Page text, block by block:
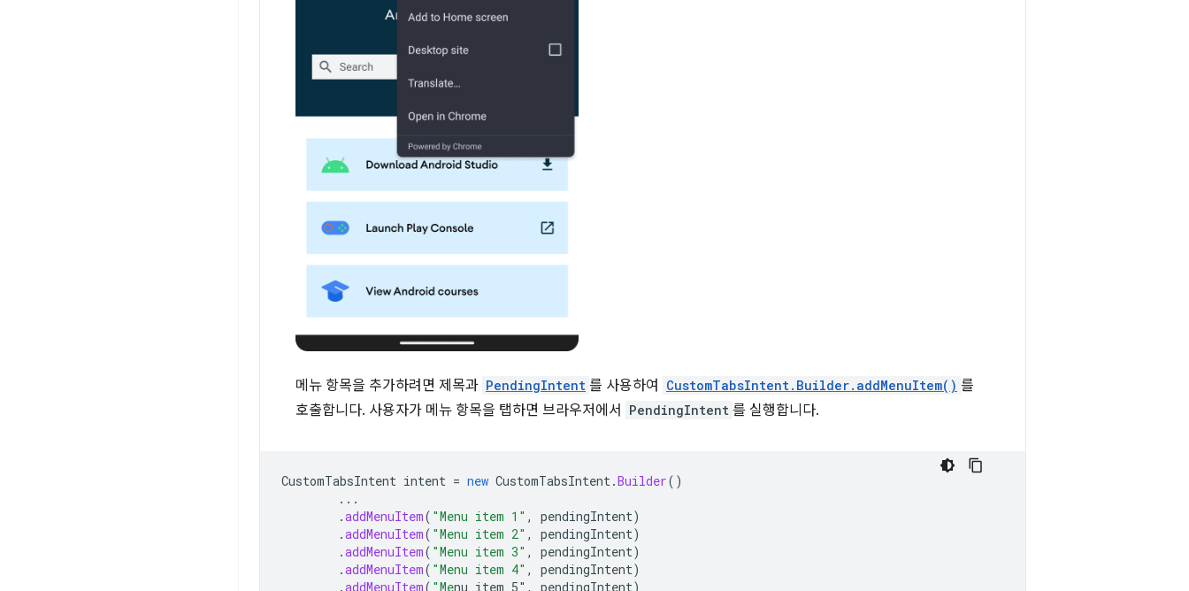
메뉴 항목을 추가하려면 제목과 PendingIntent 를 사용하여 CustomTabsIntent.Builder.addMenuItem() 를
호출합니다. 사용자가 메뉴 항목을 탭하면 브라우저에서
PendingIntent 를 실행합니다.
CustomTabsIntent intent = new CustomTabsIntent.Builder()
...
.addMenuItem( "Menu item 1" , pendingIntent)
.addMenuItem( "Menu item 2" , pendingIntent)
.addMenuItem( "Menu item 3" , pendingIntent)
.addMenuItem( "Menu item 4" , pendingIntent)
.addMenuItem( "Menu item 5" , pendingIntent)